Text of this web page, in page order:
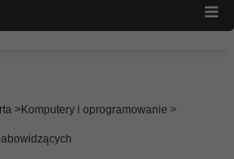
Komputery i oprogramowanie